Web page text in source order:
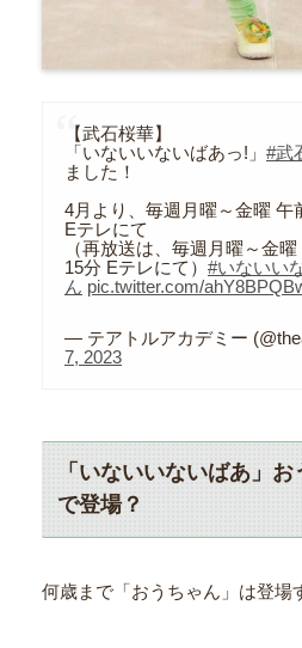
【武石桜華】
「いないいないばあっ!」 #武
ました！
4月より、毎週月曜～金曜 午
Eテレにて
（再放送は、毎週月曜～金
15分 Eテレにて） #いないい
ん pic.twitter.com/
— テアトルアカデミー
7, 2023
「いないいないばあ」
で登場？
何歳まで「おうちゃん」は登場